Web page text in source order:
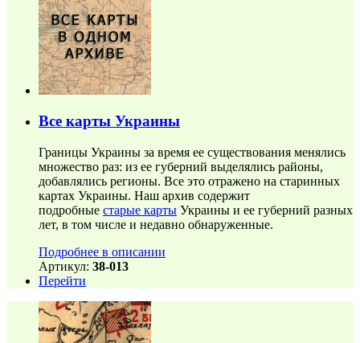
Все карты Украины
Границы Украины за время ее существования менялись
множество раз: из ее губерний выделялись районы,
добавлялись регионы. Все это отражено на старинных
картах Украины. Наш архив содержит
подробные старые карты Украины и ее губерний разных
лет, в том числе и недавно обнаруженные.
Подробнее в описании
Артикул: 38-013
Перейти